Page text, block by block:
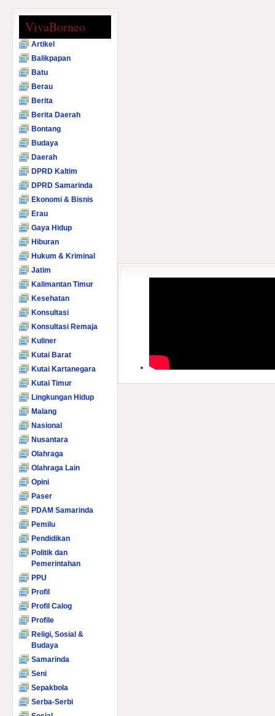
VivaBorneo
Artikel
Balikpapan
Batu
Berau
Berita
Berita Daerah
Bontang
Budaya
Daerah
DPRD Kaltim
DPRD Samarinda
Ekonomi & Bisnis
Erau
Gaya Hidup
Hiburan
Hukum & Kriminal
Jatim
Kalimantan Timur
Kesehatan
Konsultasi
Konsultasi Remaja
Kuliner
Kutai Barat
Kutai Kartanegara
Kutai Timur
Lingkungan Hidup
Malang
Nasional
Nusantara
Olahraga
Olahraga Lain
Opini
Paser
PDAM Samarinda
Pemilu
Pendidikan
Politik dan
Pemerintahan
PPU
Profil
Profil Calog
Profile
Religi, Sosial &
Budaya
Samarinda
Seni
Sepakbola
Serba-Serbi